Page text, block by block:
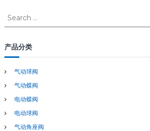
S
r
c
f
o
r
产品分类
气动球阀
气动蝶阀
电动蝶阀
电动球阀
气动角座阀